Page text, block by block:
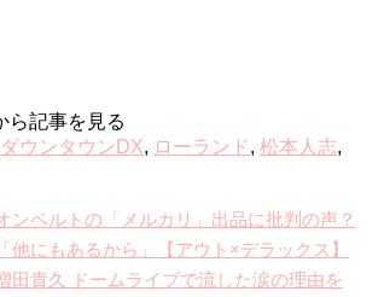
ら記事を見る
ダウンタウンDX, ローランド, 松本人志,
ンベルトの「メルカリ」出品に批判の声？
他にもあるから」【アウト×デラックス】
田貴久 ドームライブで流した涙の理由を